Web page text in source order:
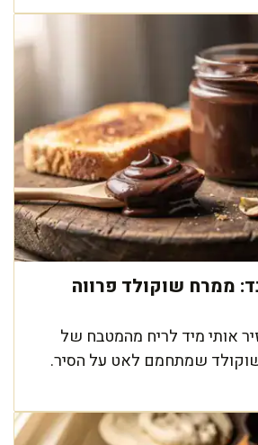
ממרח שוקולד פרווה
אותי מיד לריח מהמטבח של
שמתחמם לאט על הסיר.